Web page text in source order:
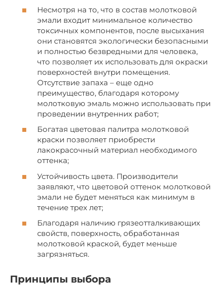
Несмотря на то, что в состав молотковой
эмали входит минимальное количество
токсичных компонентов, после высыхания
они становятся экологически безопасными
и полностью безвредными для человека,
что позволяет их использовать для окраски
поверхностей внутри помещения.
Отсутствие запаха – еще одно
преимущество, благодаря которому
молотковую эмаль можно использовать при
проведении внутренних работ;
Богатая цветовая палитра молотковой
краски позволяет приобрести
лакокрасочный материал необходимого
оттенка;
Устойчивость цвета. Производители
заявляют, что цветовой оттенок молотковой
эмали не будет меняться как минимум в
течение трех лет;
Благодаря наличию грязеотталкивающих
свойств, поверхность, обработанная
молотковой краской, будет меньше
загрязняться.
Принципы выбора